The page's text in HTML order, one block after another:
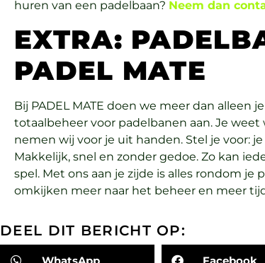
huren van een padelbaan? Neem dan
EXTRA:
PADEL MATE
Bij PADEL MATE doen we meer dan
totaalbeheer voor padelbanen aan. Je
nemen wij voor je uit handen. Stel je voor:
Makkelijk, snel en zonder gedoe. Zo kan
spel. Met ons aan je zijde is alles rondom
omkijken meer naar het beheer en meer
DEEL DIT BERICHT OP: